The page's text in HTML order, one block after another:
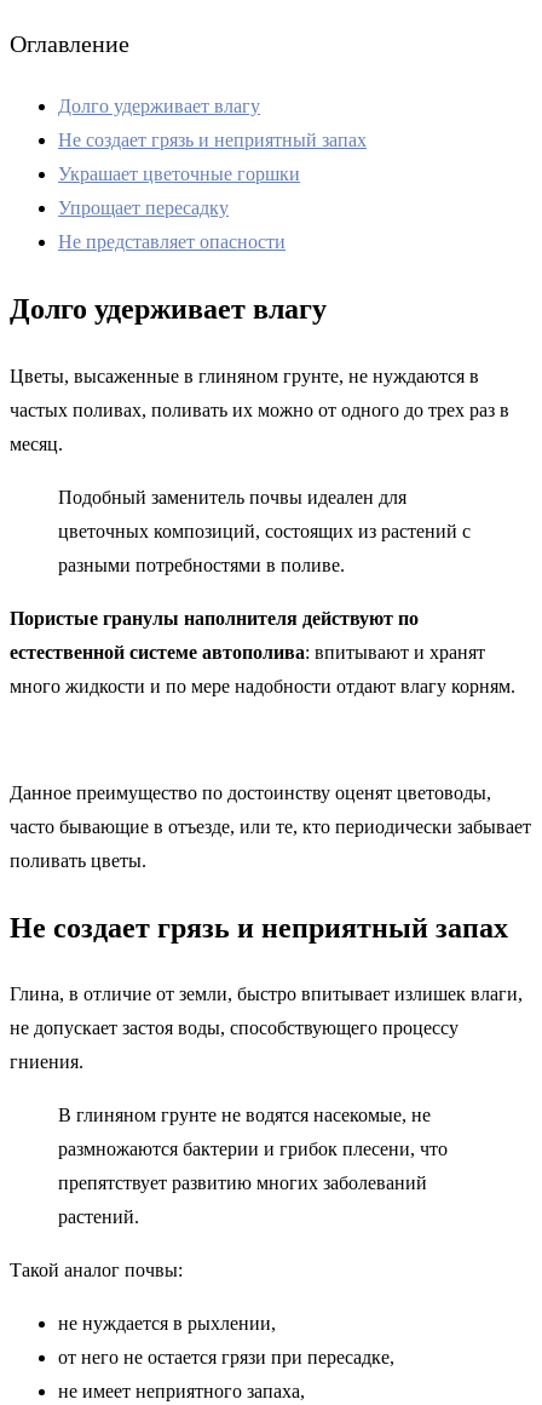
Оглавление
Долго удерживает влагу
Не создает грязь и неприятный запах
Украшает цветочные горшки
Упрощает пересадку
Не представляет опасности
Долго удерживает влагу
Цветы, высаженные в глиняном грунте, не нуждаются в
частых поливах, поливать их можно от одного до трех раз в
месяц.
Подобный заменитель почвы идеален для
цветочных композиций, состоящих из растений с
разными потребностями в поливе.
Пористые гранулы наполнителя действуют по
естественной системе автополива: впитывают и хранят
много жидкости и по мере надобности отдают влагу корням.
Данное преимущество по достоинству оценят цветоводы,
часто бывающие в отъезде, или те, кто периодически забывает
поливать цветы.
Не создает грязь и неприятный запах
Глина, в отличие от земли, быстро впитывает излишек влаги,
не допускает застоя воды, способствующего процессу
гниения.
В глиняном грунте не водятся насекомые, не
размножаются бактерии и грибок плесени, что
препятствует развитию многих заболеваний
растений.
Такой аналог почвы:
не нуждается в рыхлении,
от него не остается грязи при пересадке,
не имеет неприятного запаха,